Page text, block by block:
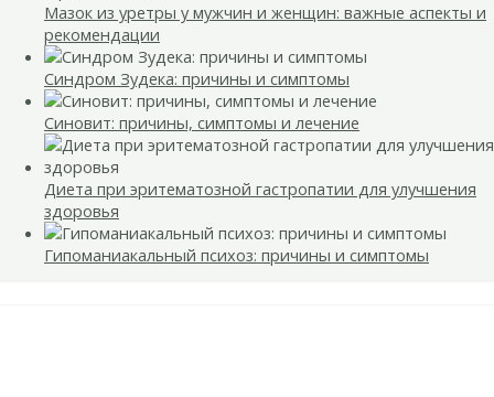
Мазок из уретры у мужчин и женщин: важные аспекты и
рекомендации
Синдром Зудека: причины и симптомы
Синовит: причины, симптомы и лечение
Диета при эритематозной гастропатии для улучшения
здоровья
Гипоманиакальный психоз: причины и симптомы